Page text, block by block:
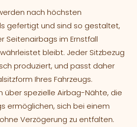
nach höchsten
gefertigt und sind so gestaltet,
Seitenairbags im Ernstfall
bleibt. Jeder Sitzbezug
produziert, und passt daher
Ihres Fahrzeugs.
über spezielle Airbag-Nähte, die
ermöglichen, sich bei einem
Verzögerung zu entfalten.